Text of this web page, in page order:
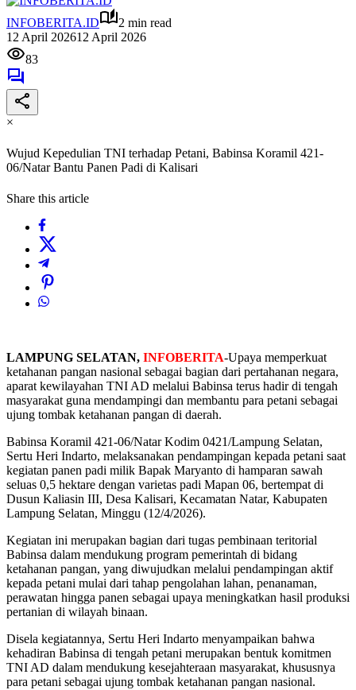
INFOBERITA.ID
2 min read
12 April 202612 April 2026
83
×
Wujud Kepedulian TNI terhadap Petani, Babinsa Koramil 421-
06/Natar Bantu Panen Padi di Kalisari
Share this article
LAMPUNG SELATAN, INFOBERITA-Upaya memperkuat
ketahanan pangan nasional sebagai bagian dari pertahanan negara,
aparat kewilayahan TNI AD melalui Babinsa terus hadir di tengah
masyarakat guna mendampingi dan membantu para petani sebagai
ujung tombak ketahanan pangan di daerah.
Babinsa Koramil 421-06/Natar Kodim 0421/Lampung Selatan,
Sertu Heri Indarto, melaksanakan pendampingan kepada petani saat
kegiatan panen padi milik Bapak Maryanto di hamparan sawah
seluas 0,5 hektare dengan varietas padi Mapan 06, bertempat di
Dusun Kaliasin III, Desa Kalisari, Kecamatan Natar, Kabupaten
Lampung Selatan, Minggu (12/4/2026).
Kegiatan ini merupakan bagian dari tugas pembinaan teritorial
Babinsa dalam mendukung program pemerintah di bidang
ketahanan pangan, yang diwujudkan melalui pendampingan aktif
kepada petani mulai dari tahap pengolahan lahan, penanaman,
perawatan hingga panen sebagai upaya meningkatkan hasil produksi
pertanian di wilayah binaan.
Disela kegiatannya, Sertu Heri Indarto menyampaikan bahwa
kehadiran Babinsa di tengah petani merupakan bentuk komitmen
TNI AD dalam mendukung kesejahteraan masyarakat, khususnya
para petani sebagai ujung tombak ketahanan pangan nasional.